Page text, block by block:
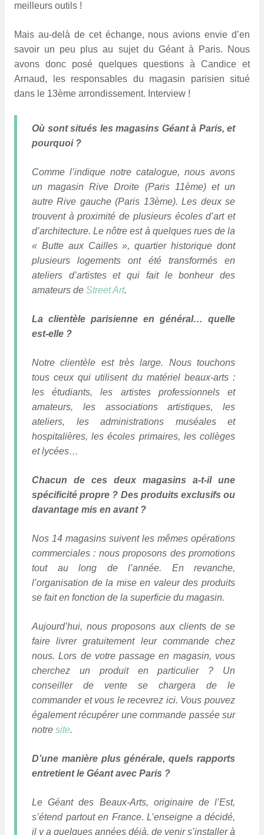
meilleurs outils !
Mais au-delà de cet échange, nous avions envie d’en
savoir un peu plus au sujet du Géant à Paris. Nous
avons donc posé quelques questions à Candice et
Arnaud, les responsables du magasin parisien situé
dans le 13ème arrondissement. Interview !
Où sont situés les magasins Géant à Paris, et
pourquoi ?
Comme l’indique notre catalogue, nous avons
un magasin Rive Droite (Paris 11ème) et un
autre Rive gauche (Paris 13ème). Les deux se
trouvent à proximité de plusieurs écoles d’art et
d’architecture. Le nôtre est à quelques rues de la
« Butte aux Cailles », quartier historique dont
plusieurs logements ont été transformés en
ateliers d’artistes et qui fait le bonheur des
amateurs de Street Art.
La clientèle parisienne en général… quelle
est-elle ?
Notre clientèle est très large. Nous touchons
tous ceux qui utilisent du matériel beaux-arts :
les étudiants, les artistes professionnels et
amateurs, les associations artistiques, les
ateliers, les administrations muséales et
hospitalières, les écoles primaires, les collèges
et lycées…
Chacun de ces deux magasins a-t-il une
spécificité propre ? Des produits exclusifs ou
davantage mis en avant ?
Nos 14 magasins suivent les mêmes opérations
commerciales : nous proposons des promotions
tout au long de l’année. En revanche,
l’organisation de la mise en valeur des produits
se fait en fonction de la superficie du magasin.
Aujourd’hui, nous proposons aux clients de se
faire livrer gratuitement leur commande chez
nous.Lors de votre passage en magasin, vous
cherchez un produit en particulier ? Un
conseiller de vente se chargera de le
commander et vous le recevrez ici. Vous pouvez
également récupérer une commande passée sur
notre site.
D’une manière plus générale, quels rapports
entretient le Géant avec Paris ?
Le Géant des Beaux-Arts, originaire de l’Est,
s’étend partout en France. L’enseigne a décidé,
il y a quelques années déjà, de venir s’installer à